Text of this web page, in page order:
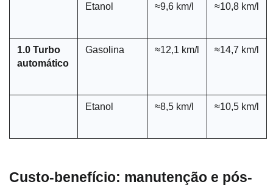
Etanol ≈9,6 km/l ≈10,8 km/l
1.0 Turbo
automático
Gasolina ≈12,1 km/l ≈14,7 km/l
Etanol ≈8,5 km/l ≈10,5 km/l
Custo-benefício: manutenção e pós-